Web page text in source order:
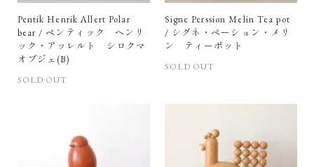
Pentik Henrik Allert Polar
bear / ペンティック ヘンリ
ック・アッレルト シロクマ
オブジェ(B)
SOLD OUT
Signe Perssion Melin Tea pot
/ シグネ・ペーション・メリ
ン ティーポット
SOLD OUT